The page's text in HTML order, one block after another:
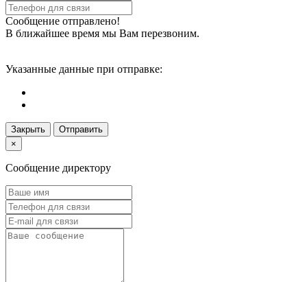
Сообщение отправлено!
В ближайшее время мы Вам перезвоним.
Указанные данные при отправке:
Закрыть
Отправить
×
Сообщение директору